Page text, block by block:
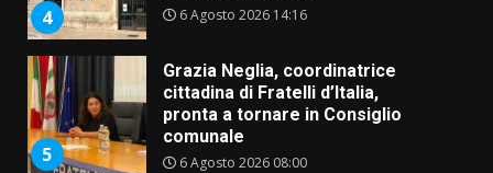
4 6 Agosto 2026 14:16
5
Grazia Neglia, coordinatrice
cittadina di Fratelli d’Italia,
pronta a tornare in Consiglio
comunale
6 Agosto 2026 08:00